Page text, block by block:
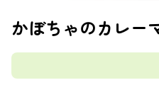
かぼちゃのカレー